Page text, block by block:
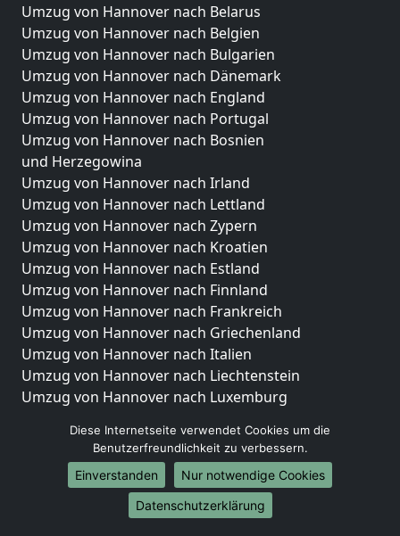
Umzug von Hannover nach Belarus
Umzug von Hannover nach Belgien
Umzug von Hannover nach Bulgarien
Umzug von Hannover nach Dänemark
Umzug von Hannover nach England
Umzug von Hannover nach Portugal
Umzug von Hannover nach Bosnien
und Herzegowina
Umzug von Hannover nach Irland
Umzug von Hannover nach Lettland
Umzug von Hannover nach Zypern
Umzug von Hannover nach Kroatien
Umzug von Hannover nach Estland
Umzug von Hannover nach Finnland
Umzug von Hannover nach Frankreich
Umzug von Hannover nach Griechenland
Umzug von Hannover nach Italien
Umzug von Hannover nach Liechtenstein
Umzug von Hannover nach Luxemburg
Umzug von Hannover nach Norwegen
Umzüge-Deutschlandweit
Umzug von Hannover nach Berlin
Umzug von Hannover nach Hamburg
Diese Internetseite verwendet Cookies um die
Benutzerfreundlichkeit zu verbessern.
Einverstanden
Nur notwendige Cookies
Datenschutzerklärung